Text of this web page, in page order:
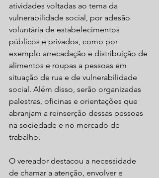
atividades voltadas ao tema da
vulnerabilidade social, por adesão
voluntária de estabelecimentos
públicos e privados, como por
exemplo arrecadação e distribuição de
alimentos e roupas a pessoas em
situação de rua e de vulnerabilidade
social. Além disso, serão organizadas
palestras, oficinas e orientações que
abranjam a reinserção dessas pessoas
na sociedade e no mercado de
trabalho.
O vereador destacou a necessidade
de chamar a atenção, envolver e